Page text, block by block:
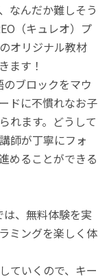
なんだか難しそう
（キュレオ）プ
オリジナル教材
ます！
ブロックをマウ
ドに不慣れなお子
れます。どうして
師が丁寧にフォ
めることができる
は、無料体験を実
ミングを楽しく体
ていくので、キー